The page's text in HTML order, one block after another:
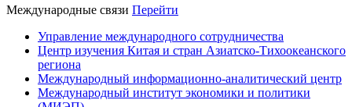
Международные связи Перейти
Управление международного сотрудничества
Центр изучения Китая и стран Азиатско-Тихоокеанского
региона
Международный информационно-аналитический центр
Международный институт экономики и политики